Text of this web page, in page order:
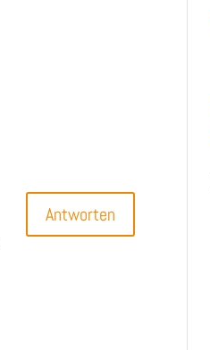
Antworten